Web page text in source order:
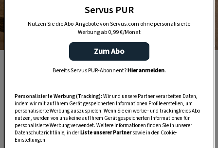
Foto: Stefan Pfeiffer
Diese Uhren haben durch ihr zeitloses Design lange
Bestand.
Servus PUR
Nutzen Sie die Abo-Angebote von Servus.com ohne personalisierte
Werbung ab 0,99 €/Monat
Zum Abo
Bereits Servus PUR-Abonnent?Hier anmelden.
Personalisierte Werbung (Tracking): Wir und unsere Partner verarbeiten Daten,
indem wir mit auf Ihrem Gerät gespeicherten Informationen Profile erstellen, um
personalisierte Werbung auszuspielen. Wenn Sie ein werbe– und trackingfreies Abo
nutzen, werden von uns keine auf Ihrem Gerät gespeicherten Informationen für
personalisierte Werbung verwendet. Weitere Informationen finden Sie in unserer
Datenschutzrichtlinie, in derListe unserer Partnersowie in den Cookie-
Einstellungen.